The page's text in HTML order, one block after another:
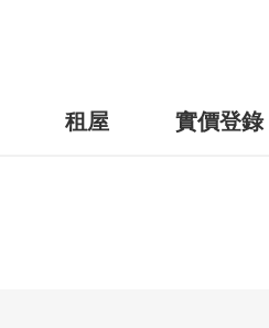
租屋 實價登錄